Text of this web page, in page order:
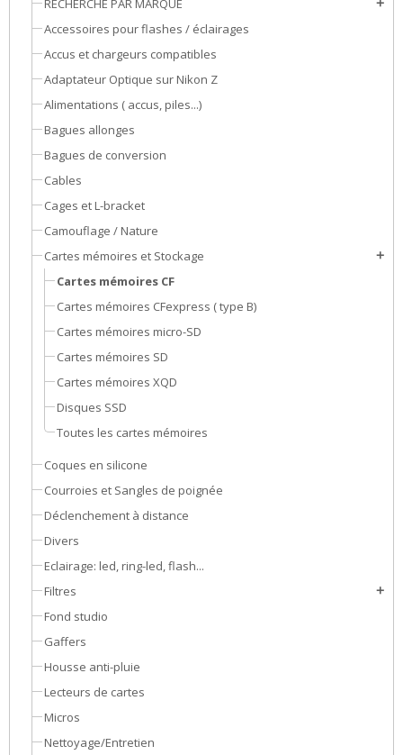
RECHERCHE PAR MARQUE add
Accessoires pour flashes / éclairages
Accus et chargeurs compatibles
Adaptateur Optique sur Nikon Z
Alimentations ( accus, piles...)
Bagues allonges
Bagues de conversion
Cables
Cages et L-bracket
Camouflage / Nature
Cartes mémoires et Stockage
add
Cartes mémoires CF
Cartes mémoires CFexpress ( type B)
Cartes mémoires micro-SD
Cartes mémoires SD
Cartes mémoires XQD
Disques SSD
Toutes les cartes mémoires
Coques en silicone
Courroies et Sangles de poignée
Déclenchement à distance
Divers
Eclairage: led, ring-led, flash...
Filtres
add
Fond studio
Gaffers
Housse anti-pluie
Lecteurs de cartes
Micros
Nettoyage/Entretien